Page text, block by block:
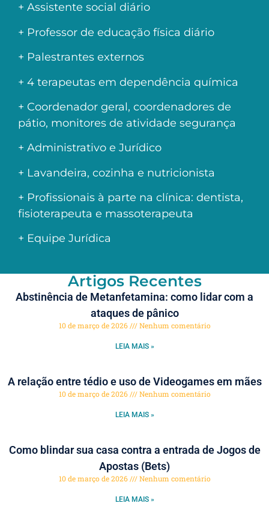
+ Assistente social diário
+ Professor de educação física diário
+ Palestrantes externos
+ 4 terapeutas em dependência química
+ Coordenador geral, coordenadores de
pátio, monitores de atividade segurança
+ Administrativo e Jurídico
+ Lavandeira, cozinha e nutricionista
+ Profissionais à parte na clínica: dentista,
fisioterapeuta e massoterapeuta
+ Equipe Jurídica
Artigos Recentes
Abstinência de Metanfetamina: como lidar com a
ataques de pânico
10 de março de 2026 Nenhum comentário
LEIA MAIS »
A relação entre tédio e uso de Videogames em mães
10 de março de 2026 Nenhum comentário
LEIA MAIS »
Como blindar sua casa contra a entrada de Jogos de
Apostas (Bets)
10 de março de 2026 Nenhum comentário
LEIA MAIS »